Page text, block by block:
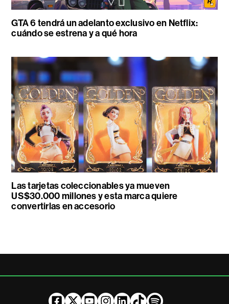
GTA 6 tendrá un adelanto exclusivo en Netflix:
cuándo se estrena y a qué hora
Las tarjetas coleccionables ya mueven
US$30.000 millones y esta marca quiere
convertirlas en accesorio